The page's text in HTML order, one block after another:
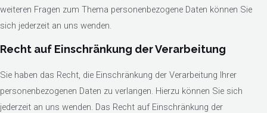
weiteren Fragen zum Thema personenbezogene Daten können Sie
sich jederzeit an uns wenden.
Recht auf Einschränkung der Verarbeitung
Sie haben das Recht, die Einschränkung der Verarbeitung Ihrer
personenbezogenen Daten zu verlangen. Hierzu können Sie sich
jederzeit an uns wenden. Das Recht auf Einschränkung der